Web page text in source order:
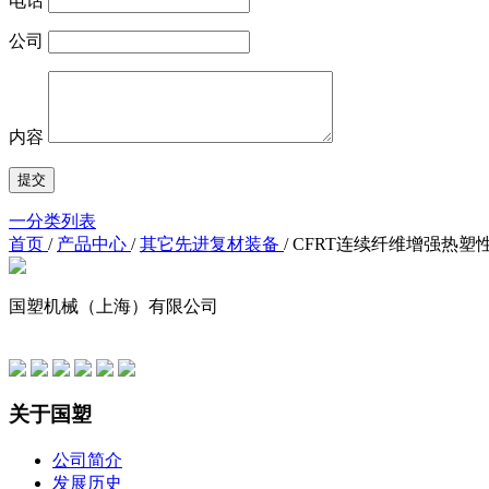
公司
内容
一分类列表
首页 / 产品中心 /其它先进复材装备 /CFRT连续纤维增强热塑
国塑机械（上海）有限公司
关于国塑
公司简介
发展历史